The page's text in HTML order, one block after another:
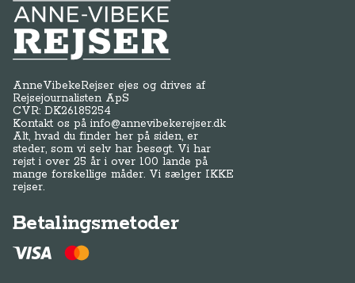
Anne-Vibeke Rejser
AnneVibekeRejser ejes og drives af
Rejsejournalisten ApS
CVR: DK26185254
Kontakt os påinfo@annevibekerejser.dk
Alt, hvad du finder her på siden, er
steder, som vi selv har besøgt. Vi har
rejst i over 25 år i over 100 lande på
mange forskellige måder. Vi sælger IKKE
rejser.
Betalingsmetoder